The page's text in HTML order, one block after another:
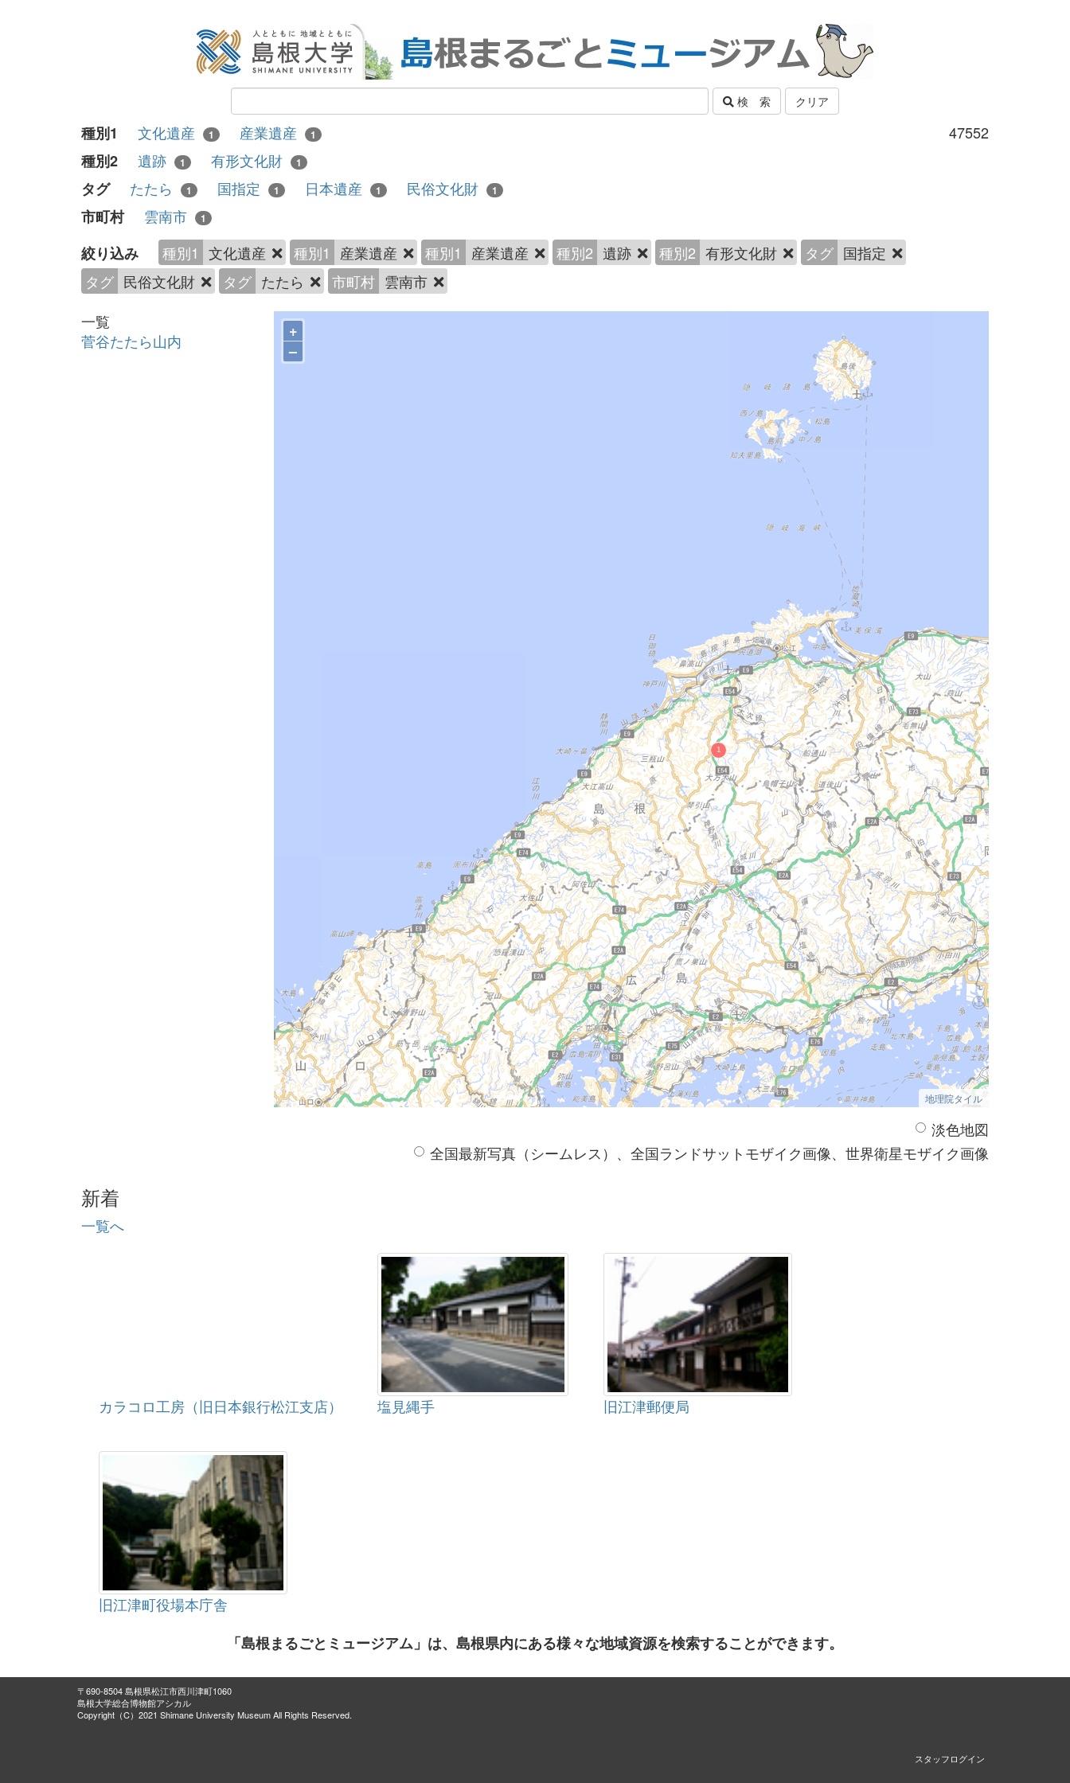
検 索 クリア
47552
種別1 文化遺産 1 産業遺産 1
種別2 遺跡 1 有形文化財 1
タグ たたら 1 国指定 1 日本遺産 1 民俗文化財 1
市町村 雲南市 1
絞り込み 種別1 文化遺産 種別1 産業遺産 種別1 産業遺産 種別2 遺跡 種別2 有形文化財 タグ 国指定
タグ 民俗文化財 タグ たたら 市町村 雲南市
一覧
菅谷たたら山内
+
–
地理院タイル
淡色地図
全国最新写真（シームレス）、全国ランドサットモザイク画像、世界衛星モザイク画像
新着
一覧へ
カラコロ工房（旧日本銀行松江支店） 塩見縄手 旧江津郵便局
旧江津町役場本庁舎
「島根まるごとミュージアム」は、島根県内にある様々な地域資源を検索することができます。
〒690-8504 島根県松江市西川津町1060
島根大学総合博物館アシカル
Copyright（C）2021 Shimane University Museum All Rights Reserved.
スタッフログイン